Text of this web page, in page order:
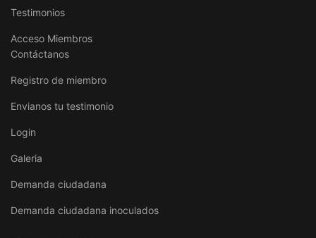
Testimonios
Acceso Miembros
Contáctanos
Registro de miembro
Envianos tu testimonio
Login
Galeria
Demanda ciudadana
Demanda ciudadana inoculados